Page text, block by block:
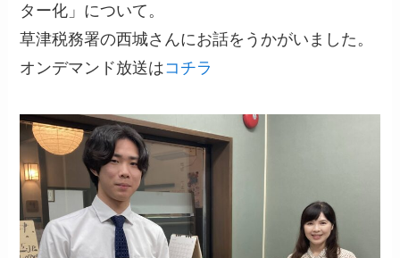
ター化」について。
草津税務署の西城さんにお話をうかがいました。
オンデマンド放送はコチラ